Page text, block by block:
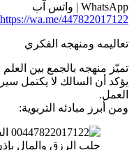
WhatsApp | واتس آب
https://wa.me/447822017122
تعاليمه ومنهجه الفكري
تميّز منهجه بالجمع بين
يؤكد أن السالك لا يكتمل
العمل.
ومن أبرز مبادئه التربوية: